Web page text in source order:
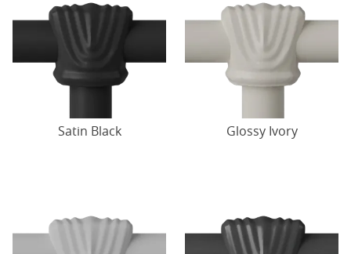
Satin Black Glossy Ivory